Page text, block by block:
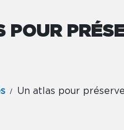
POUR
Un atlas pour